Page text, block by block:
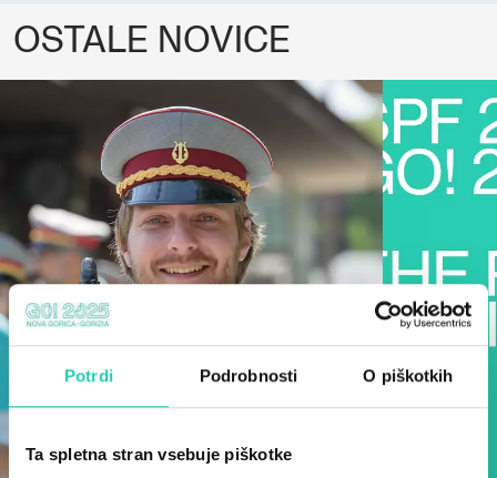
Potrdi Podrobnosti O piškotkih
Ta spletna stran vsebuje piškotke
OSTALE NOVICE